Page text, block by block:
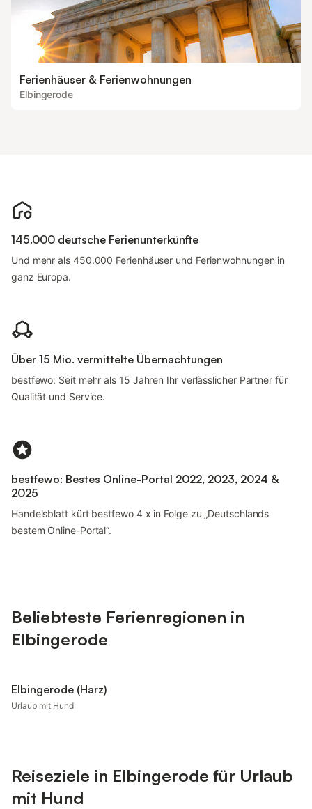
Ferienhäuser & Ferienwohnungen
Elbingerode
145.000 deutsche Ferienunterkünfte
Und mehr als 450.000 Ferienhäuser und Ferienwohnungen in
ganz Europa.
Über 15 Mio. vermittelte Übernachtungen
bestfewo: Seit mehr als 15 Jahren Ihr verlässlicher Partner für
Qualität und Service.
bestfewo: Bestes Online-Portal 2022, 2023, 2024 &
2025
Handelsblatt kürt bestfewo 4 x in Folge zu „Deutschlands
bestem Online-Portal“.
Beliebteste Ferienregionen in
Elbingerode
Elbingerode (Harz)
Urlaub mit Hund
Reiseziele in Elbingerode für Urlaub
mit Hund